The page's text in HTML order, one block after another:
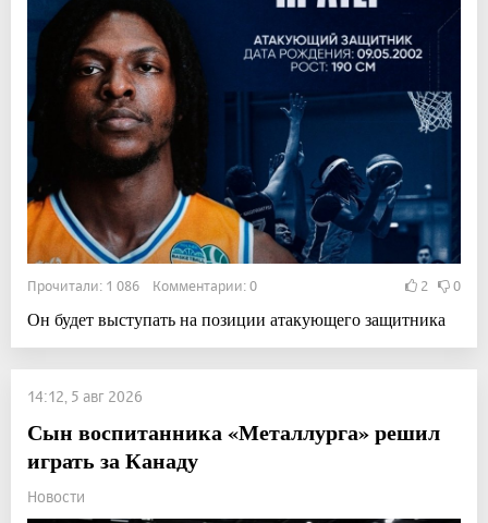
Прочитали: 1 086 Комментарии: 0 2 0
Он будет выступать на позиции атакующего защитника
14:12, 5 авг 2026
Сын воспитанника «Металлурга» решил
играть за Канаду
Новости